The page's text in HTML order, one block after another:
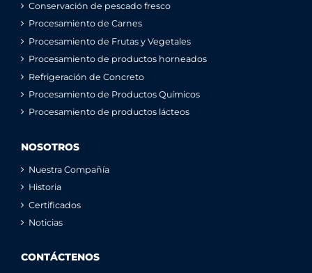
Conservación de pescado fresco
Procesamiento de Carnes
Procesamiento de Frutas y Vegetales
Procesamiento de productos horneados
Refrigeración de Concreto
Procesamiento de Productos Químicos
Procesamiento de productos lácteos
NOSOTROS
Nuestra Compañía
Historia
Certificados
Noticias
CONTÁCTENOS